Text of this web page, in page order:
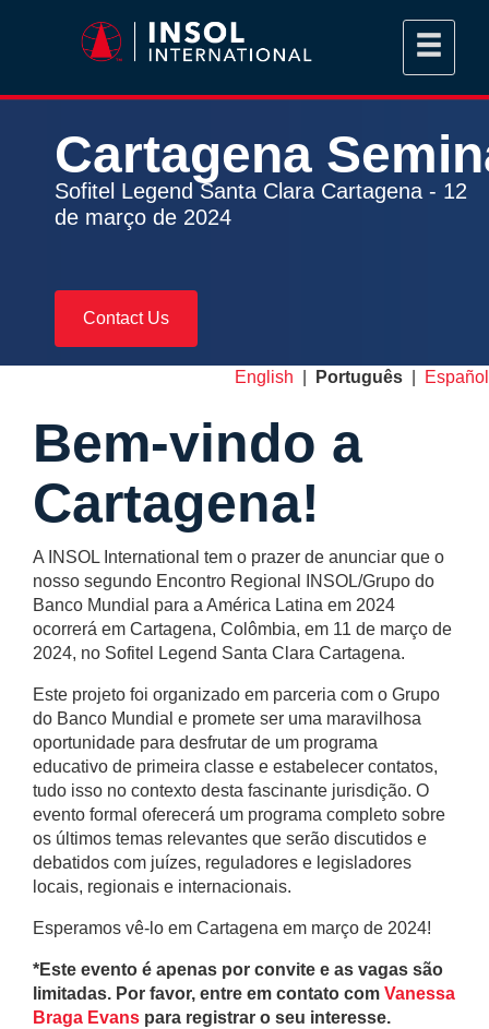
Cartagena
Sofitel Legend Santa Clara Cartagena - 12
de março de 2024
Contact Us
English Português Español
Bem-vindo a
Cartagena!
A INSOL International tem o prazer de anunciar que o
nosso segundo Encontro Regional INSOL/Grupo do
Banco Mundial para a América Latina em 2024
ocorrerá em Cartagena, Colômbia, em 11 de março de
2024, no Sofitel Legend Santa Clara Cartagena.
Este projeto foi organizado em parceria com o Grupo
do Banco Mundial e promete ser uma maravilhosa
oportunidade para desfrutar de um programa
educativo de primeira classe e estabelecer contatos,
tudo isso no contexto desta fascinante jurisdição. O
evento formal oferecerá um programa completo sobre
os últimos temas relevantes que serão discutidos e
debatidos com juízes, reguladores e legisladores
locais, regionais e internacionais.
Esperamos vê-lo em Cartagena em março de 2024!
*Este evento é apenas por convite e as vagas são
limitadas. Por favor, entre em contato com Vanessa
Braga Evans para registrar o seu interesse.